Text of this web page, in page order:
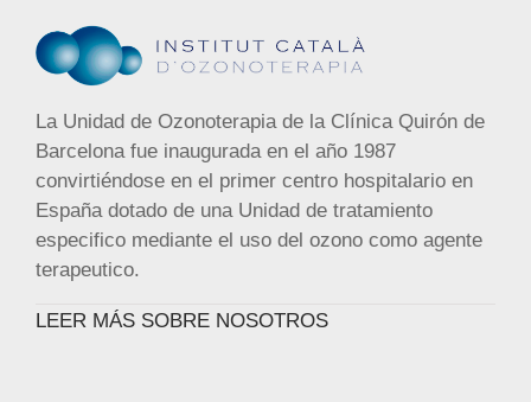
La Unidad de Ozonoterapia de la Clínica Quirón de
Barcelona fue inaugurada en el año 1987
convirtiéndose en el primer centro hospitalario en
España dotado de una Unidad de tratamiento
especifico mediante el uso del ozono como agente
terapeutico.
LEER MÁS SOBRE NOSOTROS